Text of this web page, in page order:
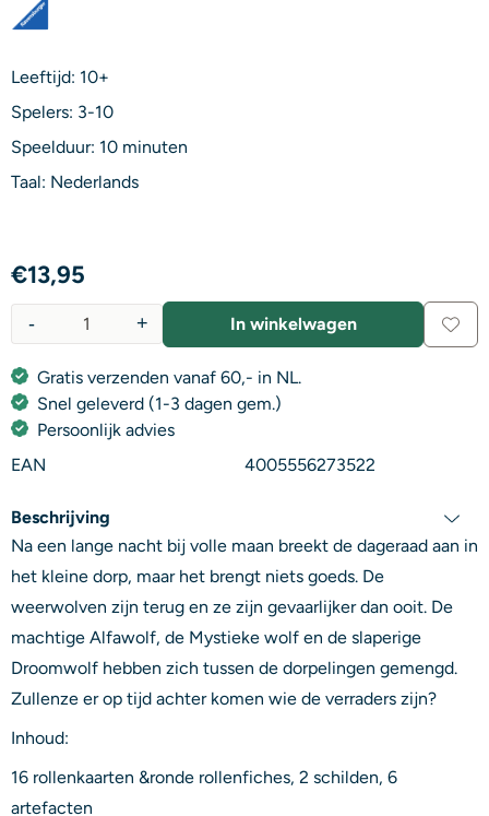
Leeftijd: 10+
Spelers: 3-10
Speelduur: 10 minuten
Taal: Nederlands
€13,95
+
- In winkelwagen
Gratis verzenden vanaf 60,- in NL.
Snel geleverd (1-3 dagen gem.)
Persoonlijk advies
EAN
4005556273522
Beschrijving
Na een lange nacht bij volle maan breekt de dageraad aan in
het kleine dorp, maar het brengt niets goeds. De
weerwolven zijn terug en ze zijn gevaarlijker dan ooit. De
machtige Alfawolf, de Mystieke wolf en de slaperige
Droomwolf hebben zich tussen de dorpelingen gemengd.
Zullenze er op tijd achter komen wie de verraders zijn?
Inhoud:
16 rollenkaarten &ronde rollenfiches, 2 schilden, 6
artefacten